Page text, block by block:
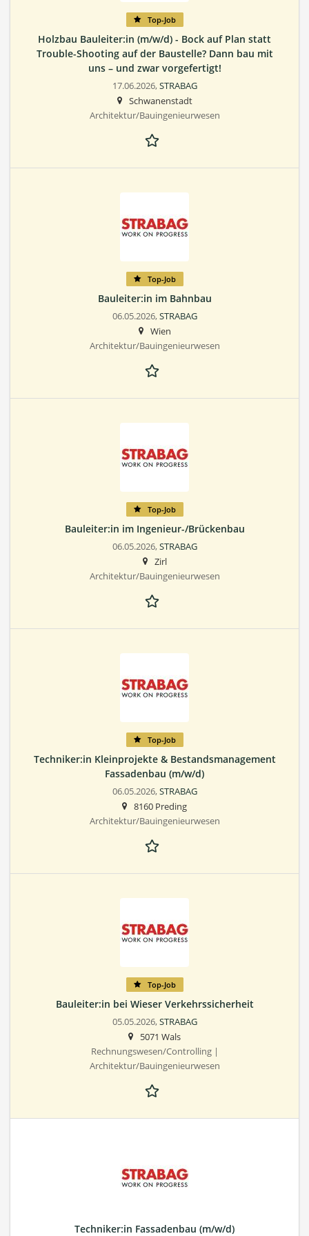
Top-Job
Holzbau Bauleiter:in (m/w/d) - Bock auf Plan statt
Trouble-Shooting auf der Baustelle? Dann bau mit
uns – und zwar vorgefertigt!
17.06.2026,STRABAG
Schwanenstadt
Architektur/Bauingenieurwesen
Top-Job
Bauleiter:in im Bahnbau
06.05.2026,STRABAG
Wien
Architektur/Bauingenieurwesen
Top-Job
Bauleiter:in im Ingenieur-/Brückenbau
06.05.2026,STRABAG
Zirl
Architektur/Bauingenieurwesen
Top-Job
Techniker:in Kleinprojekte & Bestandsmanagement
Fassadenbau (m/w/d)
06.05.2026,STRABAG
8160 Preding
Architektur/Bauingenieurwesen
Top-Job
Bauleiter:in bei Wieser Verkehrssicherheit
05.05.2026,STRABAG
5071 Wals
Rechnungswesen/Controlling |
Architektur/Bauingenieurwesen
Techniker:in Fassadenbau (m/w/d)